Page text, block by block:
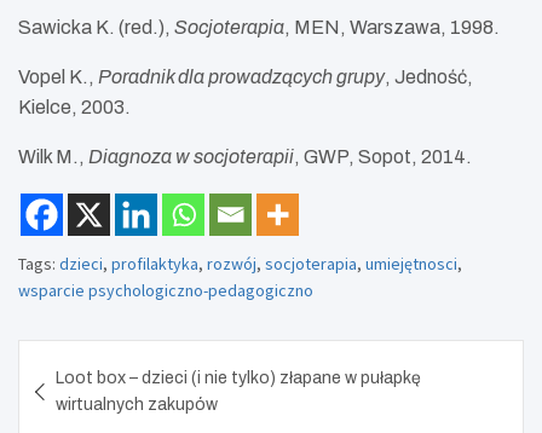
Sawicka K. (red.), Socjoterapia, MEN, Warszawa, 1998.
Vopel K., Poradnik dla prowadzących grupy, Jedność,
Kielce, 2003.
Wilk M., Diagnoza w socjoterapii, GWP, Sopot, 2014.
Tags: dzieci, profilaktyka, rozwój, socjoterapia, umiejętnosci,
wsparcie psychologiczno-pedagogiczno
wpisu
Loot box – dzieci (i nie tylko) złapane w pułapkę
wirtualnych zakupów